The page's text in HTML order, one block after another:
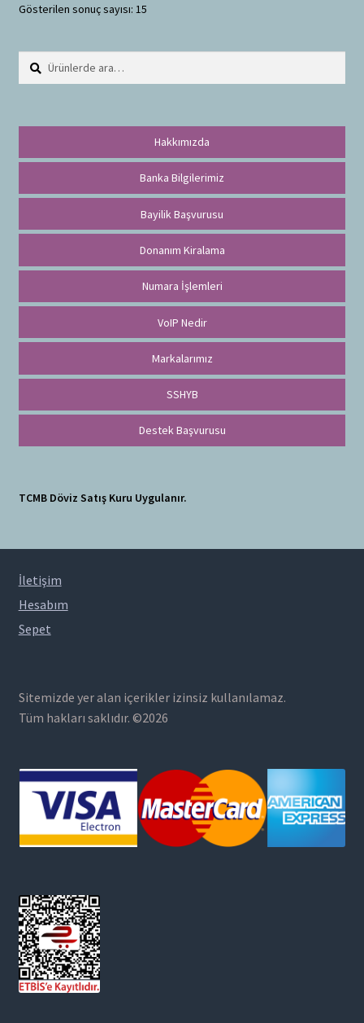
Gösterilen sonuç sayısı: 15
Ara:
Hakkımızda
Banka Bilgilerimiz
Bayilik Başvurusu
Donanım Kiralama
Numara İşlemleri
VoIP Nedir
Markalarımız
SSHYB
Destek Başvurusu
TCMB Döviz Satış Kuru Uygulanır.
İletişim
Hesabım
Sepet
Sitemizde yer alan içerikler izinsiz kullanılamaz.
Tüm hakları saklıdır. ©2026